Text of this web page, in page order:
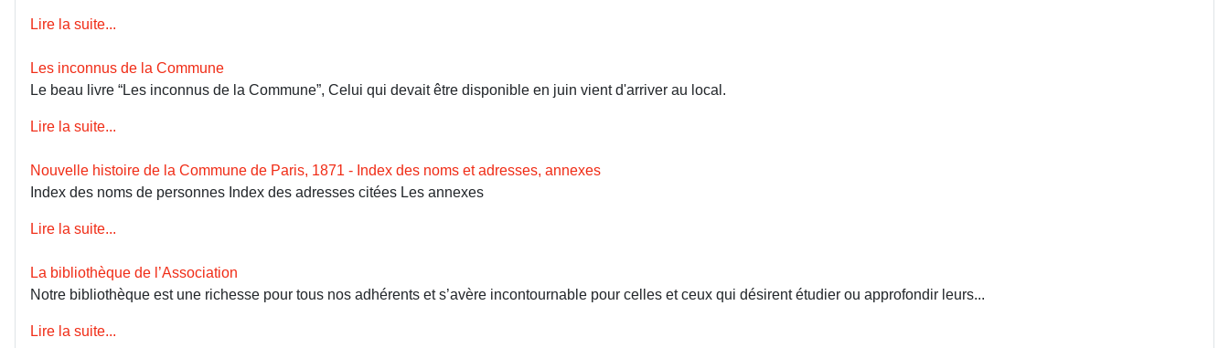
Lire la suite...
Les inconnus de la Commune
Le beau livre “Les inconnus de la Commune”, Celui qui devait être disponible en juin vient d'arriver au local.
Lire la suite...
Nouvelle histoire de la Commune de Paris, 1871 - Index des noms et adresses, annexes
Index des noms de personnes Index des adresses citées Les annexes
Lire la suite...
La bibliothèque de l’Association
Notre bibliothèque est une richesse pour tous nos adhérents et s’avère incontournable pour celles et ceux qui désirent étudier ou approfondir leurs...
Lire la suite...